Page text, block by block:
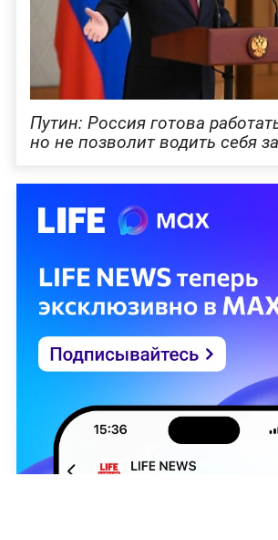
Путин: Россия готова
но не позволит водить себя